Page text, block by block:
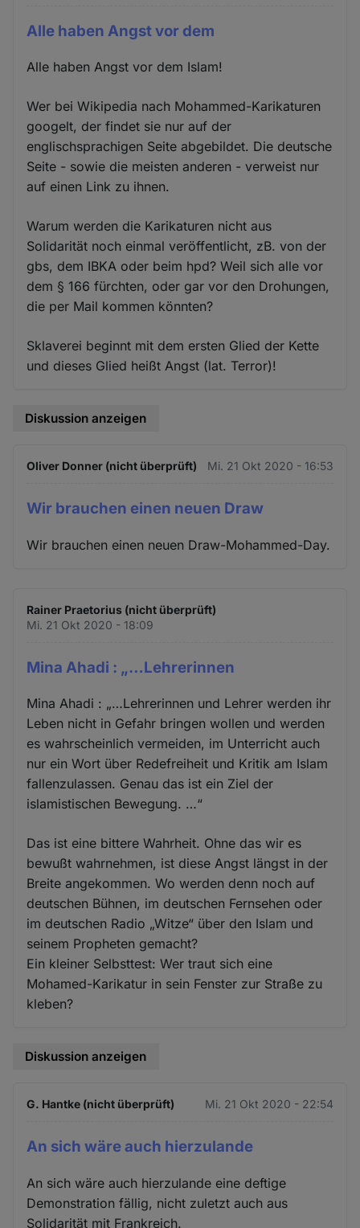
Alle haben Angst vor dem
Alle haben Angst vor dem Islam!
Wer bei Wikipedia nach Mohammed-Karikaturen
googelt, der findet sie nur auf der
englischsprachigen Seite abgebildet. Die deutsche
Seite - sowie die meisten anderen - verweist nur
auf einen Link zu ihnen.
Warum werden die Karikaturen nicht aus
Solidarität noch einmal veröffentlicht, zB. von der
gbs, dem IBKA oder beim hpd? Weil sich alle vor
dem § 166 fürchten, oder gar vor den Drohungen,
die per Mail kommen könnten?
Sklaverei beginnt mit dem ersten Glied der Kette
und dieses Glied heißt Angst (lat. Terror)!
Diskussion anzeigen
Oliver Donner (nicht überprüft) Mi. 21 Okt 2020 - 16:53
Wir brauchen einen neuen Draw
Wir brauchen einen neuen Draw-Mohammed-Day.
Rainer Praetorius (nicht überprüft)
Mi. 21 Okt 2020 - 18:09
Mina Ahadi : „…Lehrerinnen
Mina Ahadi : „…Lehrerinnen und Lehrer werden ihr
Leben nicht in Gefahr bringen wollen und werden
es wahrscheinlich vermeiden, im Unterricht auch
nur ein Wort über Redefreiheit und Kritik am Islam
fallenzulassen. Genau das ist ein Ziel der
islamistischen Bewegung. …“
Das ist eine bittere Wahrheit. Ohne das wir es
bewußt wahrnehmen, ist diese Angst längst in der
Breite angekommen. Wo werden denn noch auf
deutschen Bühnen, im deutschen Fernsehen oder
im deutschen Radio „Witze“ über den Islam und
seinem Propheten gemacht?
Ein kleiner Selbsttest: Wer traut sich eine
Mohamed-Karikatur in sein Fenster zur Straße zu
kleben?
Diskussion anzeigen
G. Hantke (nicht überprüft) Mi. 21 Okt 2020 - 22:54
An sich wäre auch hierzulande
An sich wäre auch hierzulande eine deftige
Demonstration fällig, nicht zuletzt auch aus
Solidarität mit Frankreich.